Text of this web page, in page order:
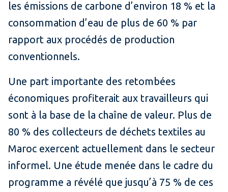
les émissions de carbone d’environ 18 % et la
consommation d’eau de plus de 60 % par
rapport aux procédés de production
conventionnels.
Une part importante des retombées
économiques profiterait aux travailleurs qui
sont à la base de la chaîne de valeur. Plus de
80 % des collecteurs de déchets textiles au
Maroc exercent actuellement dans le secteur
informel. Une étude menée dans le cadre du
programme a révélé que jusqu’à 75 % de ces